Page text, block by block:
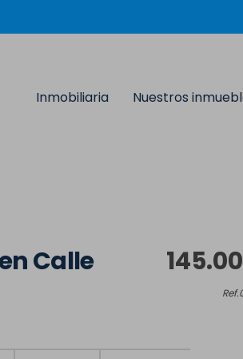
Inmobiliaria Nuestros
Calle